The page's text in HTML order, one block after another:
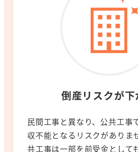
倒産リスクが下
民間工事と異なり、公共工事
収不能となるリスクがありま
共工事は一部を前受金として